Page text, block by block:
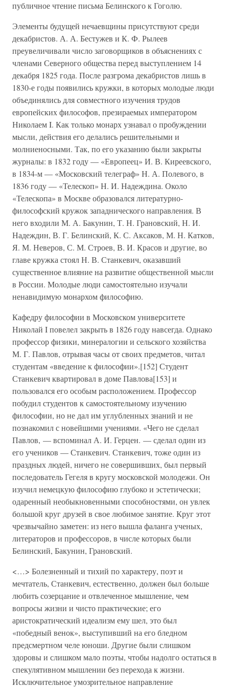
публичное чтение письма Белинского к Гоголю.
Элементы будущей нечаевщины присутствуют среди
декабристов. А. А. Бестужев и К. Ф. Рылеев
преувеличивали число заговорщиков в объяснениях с
членами Северного общества перед выступлением 14
декабря 1825 года. После разгрома декабристов лишь в
1830-е годы появились кружки, в которых молодые люди
объединялись для совместного изучения трудов
европейских философов, презираемых императором
Николаем I. Как только монарх узнавал о пробуждении
мысли, действия его делались решительными и
молниеносными. Так, по его указанию были закрыты
журналы: в 1832 году — «Европеец» И. В. Киреевского,
в 1834-м — «Московский телеграф» Н. А. Полевого, в
1836 году — «Телескоп» Н. И. Надеждина. Около
«Телескопа» в Москве образовался литературно-
философский кружок западнического направления. В
него входили М. А. Бакунин, Т. Н. Грановский, Н. И.
Надеждин, В. Г. Белинский, К. С. Аксаков, М. Н. Катков,
Я. М. Неверов, С. М. Строев, В. И. Красов и другие, во
главе кружка стоял Н. В. Станкевич, оказавший
существенное влияние на развитие общественной мысли
в России. Молодые люди самостоятельно изучали
ненавидимую монархом философию.
Кафедру философии в Московском университете
Николай I повелел закрыть в 1826 году навсегда. Однако
профессор физики, минералогии и сельского хозяйства
М. Г. Павлов, отрывая часы от своих предметов, читал
студентам «введение к философии».[152] Студент
Станкевич квартировал в доме Павлова[153] и
пользовался его особым расположением. Профессор
побудил студентов к самостоятельному изучению
философии, но не дал им углубленных знаний и не
познакомил с новейшими учениями. «Чего не сделал
Павлов, — вспоминал А. И. Герцен. — сделал один из
его учеников — Станкевич. Станкевич, тоже один из
праздных людей, ничего не совершивших, был первый
последователь Гегеля в кругу московской молодежи. Он
изучил немецкую философию глубоко и эстетически;
одаренный необыкновенными способностями, он увлек
большой круг друзей в свое любимое занятие. Круг этот
чрезвычайно заметен: из него вышла фаланга ученых,
литераторов и профессоров, в числе которых были
Белинский, Бакунин, Грановский.
<…> Болезненный и тихий по характеру, поэт и
мечтатель, Станкевич, естественно, должен был больше
любить созерцание и отвлеченное мышление, чем
вопросы жизни и чисто практические; его
аристократический идеализм ему шел, это был
«победный венок», выступивший на его бледном
предсмертном челе юноши. Другие были слишком
здоровы и слишком мало поэты, чтобы надолго остаться в
спекулятивном мышлении без перехода к жизни.
Исключительное умозрительное направление